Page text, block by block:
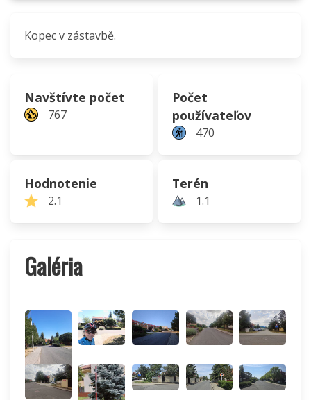
Kopec v zástavbě.
Navštívte počet
767
Počet
používateľov
470
Hodnotenie
2.1
Terén
1.1
Galéria